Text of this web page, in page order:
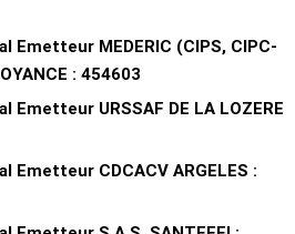
Emetteur MEDERIC (CIPS, CIPC-
: 454603
Emetteur URSSAF DE LA LOZERE
Emetteur CDCACV ARGELES :